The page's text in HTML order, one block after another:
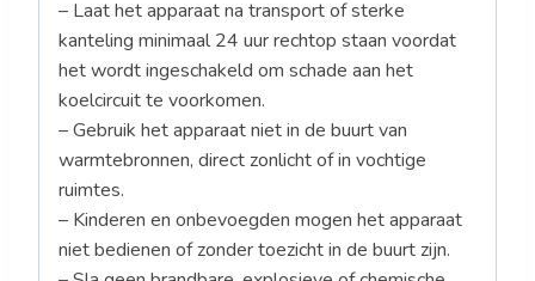
– Laat het apparaat na transport of sterke
kanteling minimaal 24 uur rechtop staan voordat
het wordt ingeschakeld om schade aan het
koelcircuit te voorkomen.
– Gebruik het apparaat niet in de buurt van
warmtebronnen, direct zonlicht of in vochtige
ruimtes.
– Kinderen en onbevoegden mogen het apparaat
niet bedienen of zonder toezicht in de buurt zijn.